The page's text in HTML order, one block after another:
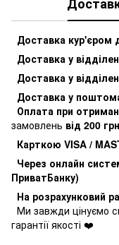
Доставка кур'єром
Доставка у
Доставка у
Доставка у
Оплата при
замовлень від 200
Карткою VISA /
Через онлайн
ПриватБанку)
На розрахунковий
Ми завжди цінуємо
гарантії якості ❤️